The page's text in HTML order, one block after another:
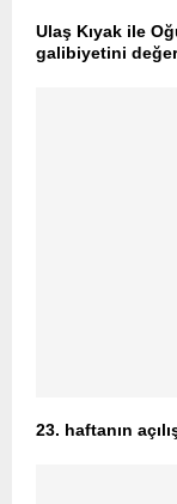
Ulaş Kıyak ile
galibiyetini
23. haftanın